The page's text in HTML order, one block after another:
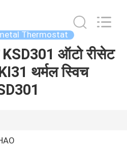
Thermostat
ऑटो रीसेट
थर्मल स्विच